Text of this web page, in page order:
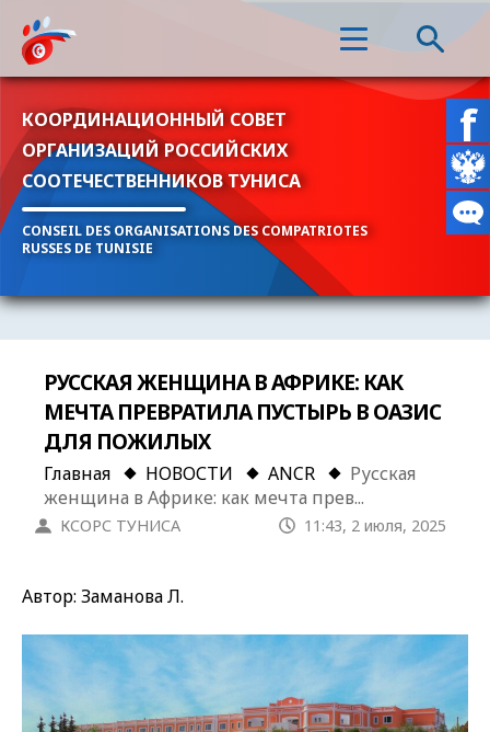
КООРДИНАЦИОННЫЙ СОВЕТ
ОРГАНИЗАЦИЙ РОССИЙСКИХ
СООТЕЧЕСТВЕННИКОВ ТУНИСА
CONSEIL DES ORGANISATIONS DES COMPATRIOTES
RUSSES DE TUNISIE
РУССКАЯ ЖЕНЩИНА В АФРИКЕ: КАК
МЕЧТА ПРЕВРАТИЛА ПУСТЫРЬ В ОАЗИС
ДЛЯ ПОЖИЛЫХ
Главная НОВОСТИ ANCR
Русская
женщина в Африке: как мечта прев...
КСОРС ТУНИСА 11:43, 2 июля, 2025
Автор: Заманова Л.